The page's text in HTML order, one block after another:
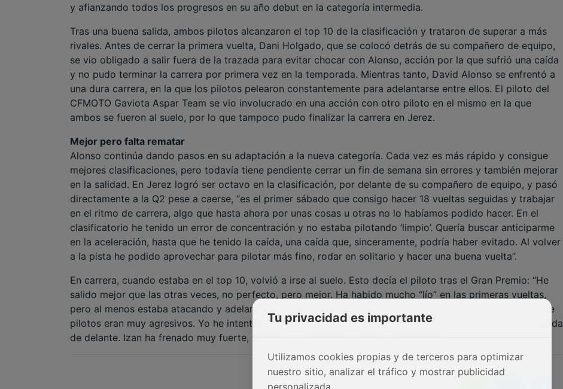
y afianzando todos los progresos en su año debut en la categoría intermedia.
Tras una buena salida, ambos pilotos alcanzaron el top 10 de la clasificación y trataron de superar a más
rivales. Antes de cerrar la primera vuelta, Dani Holgado, que se colocó detrás de su compañero de equipo,
se vio obligado a salir fuera de la trazada para evitar chocar con Alonso, acción por la que sufrió una caída
y no pudo terminar la carrera por primera vez en la temporada. Mientras tanto, David Alonso se enfrentó a
una dura carrera, en la que los pilotos pelearon constantemente para adelantarse entre ellos. El piloto del
CFMOTO Gaviota Aspar Team se vio involucrado en una acción con otro piloto en el mismo en la que
ambos se fueron al suelo, por lo que tampoco pudo finalizar la carrera en Jerez.
Mejor pero falta rematar
Alonso continúa dando pasos en su adaptación a la nueva categoría. Cada vez es más rápido y consigue
mejores clasificaciones, pero todavía tiene pendiente cerrar un fin de semana sin errores y también mejorar
en la salidad. En Jerez logró ser octavo en la clasificación, por delante de su compañero de equipo, y pasó
directamente a la Q2 pese a caerse, “es el primer sábado que consigo hacer 18 vueltas seguidas y trabajar
en el ritmo de carrera, algo que hasta ahora por unas cosas u otras no lo habíamos podido hacer. En el
clasificatorio he tenido un error de concentración y no estaba pilotando ‘limpio’. Quería buscar anticiparme
en la aceleración, hasta que he tenido la caída, una caída que, sinceramente, podría haber evitado. Al volver
a la pista he podido aprovechar para pilotar más fino, rodar en solitario y hacer una buena vuelta”.
En carrera, cuando estaba en el top 10, volvió a irse al suelo. Esto decía el piloto tras el Gran Premio: “He
salido mejor que las otras veces, no perfecto, pero mejor. Ha habido mucho “lío” en las primeras vueltas,
pero al menos estaba atacando y adelantando cuando podía. He intentado defenderme porque el resto de
pilotos eran muy agresivos. Yo he intentado serlo también para remontar y de repente se me ha ido la rueda
de delante. Izan ha frenado muy fuerte, y yo también y nos hemos caído los dos”.
Tu privacidad es importante
Utilizamos cookies propias y de terceros para optimizar
nuestro sitio, analizar el tráfico y mostrar publicidad
personalizada.